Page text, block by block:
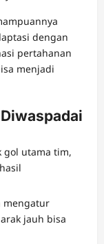
dengan
pertahanan
menjadi
gol utama tim,
mengatur
jauh bisa